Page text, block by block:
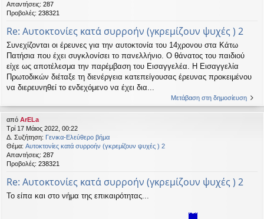
Απαντήσεις: 287
Προβολές: 238321
Re: Αυτοκτονίες κατά συρροήν (γκρεμίζουν ψυχές ) 2
Συνεχίζονται οι έρευνες για την αυτοκτονία του 14χρονου στα Κάτω
Πατήσια που έχει συγκλονίσει το πανελλήνιο. Ο θάνατος του παιδιού
είχε ως αποτέλεσμα την παρέμβαση του Εισαγγελέα. Η Εισαγγελία
Πρωτοδικών διέταξε τη διενέργεια κατεπείγουσας έρευνας προκειμένου
να διερευνηθεί το ενδεχόμενο να έχει δια...
Μετάβαση στη δημοσίευση
από ArELa
Τρί 17 Μάιος 2022, 00:22
Δ. Συζήτηση: Γενικα-Ελεύθερο βήμα
Θέμα: Αυτοκτονίες κατά συρροήν (γκρεμίζουν ψυχές ) 2
Απαντήσεις: 287
Προβολές: 238321
Re: Αυτοκτονίες κατά συρροήν (γκρεμίζουν ψυχές ) 2
Το είπα και στο νήμα της επικαιρότητας...